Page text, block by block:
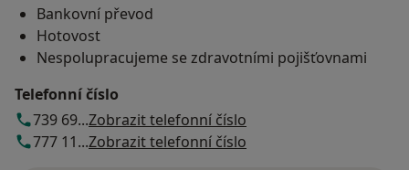
Bankovní převod
Hotovost
Nespolupracujeme se zdravotními pojišťovnami
Telefonní číslo
739 69...Zobrazit telefonní číslo
777 11...Zobrazit telefonní číslo